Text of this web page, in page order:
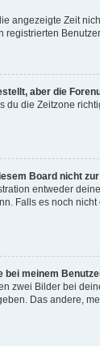
angezeigte Zeit
registrierten
aber die
du die Zeitzone
Board nicht
entweder
Falls es noch
bei meinem
zwei Bilder bei
Das andere,